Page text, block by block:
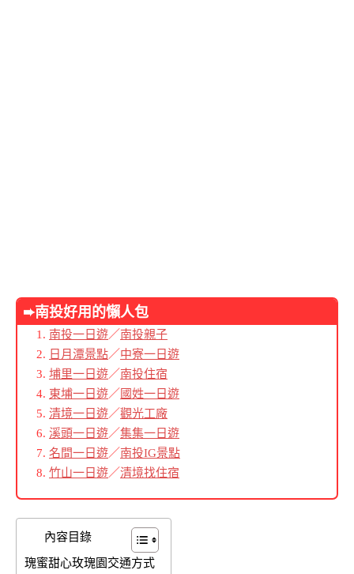
➨南投好用的懶人包
南投一日遊／南投親子
日月潭景點／中寮一日遊
埔里一日遊／南投住宿
東埔一日遊／ 國姓一日遊
清境一日遊／觀光工廠
溪頭一日遊／集集一日遊
名間一日遊／南投IG景點
竹山一日遊／清境找住宿
內容目錄
瑰蜜甜心玫瑰園交通方式